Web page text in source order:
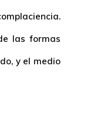
las formas
y el medio